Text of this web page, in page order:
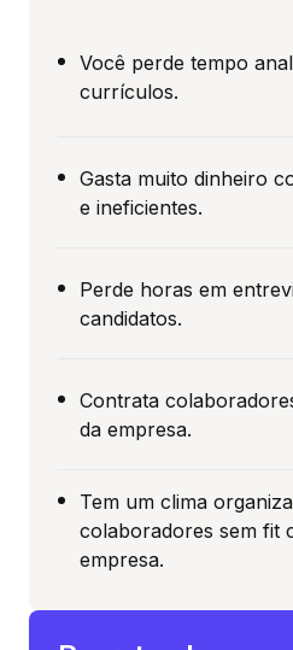
Você perde tempo
currículos.
Gasta muito dinheiro
e ineficientes.
Perde horas em
candidatos.
Contrata
da empresa.
Tem um clima
colaboradores sem fit
empresa.